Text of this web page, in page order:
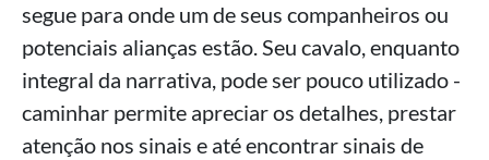
segue para onde um de seus companheiros ou
potenciais alianças estão. Seu cavalo, enquanto
integral da narrativa, pode ser pouco utilizado -
caminhar permite apreciar os detalhes, prestar
atenção nos sinais e até encontrar sinais de